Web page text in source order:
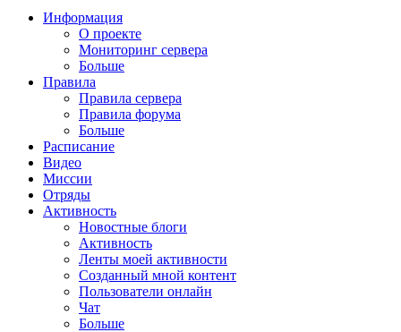
Информация
О проекте
Мониторинг сервера
Больше
Правила
Правила сервера
Правила форума
Больше
Расписание
Видео
Миссии
Отряды
Активность
Новостные блоги
Активность
Ленты моей активности
Созданный мной контент
Пользователи онлайн
Чат
Больше